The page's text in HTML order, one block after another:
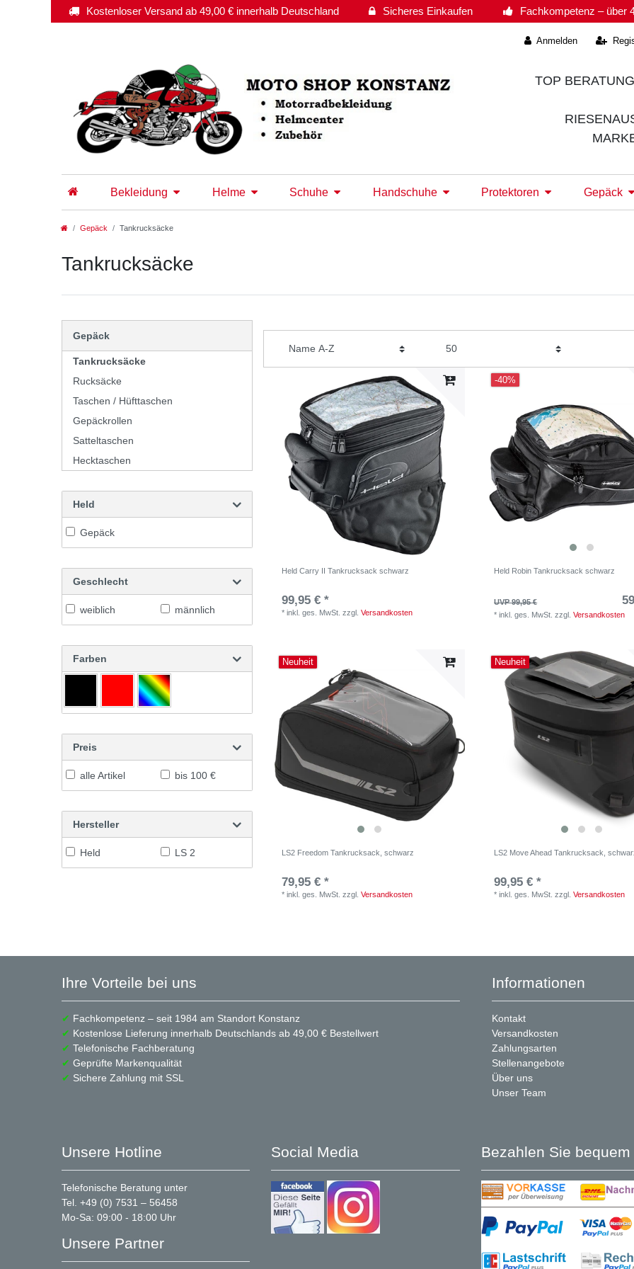
Kostenloser Versand ab 49,00 € innerhalb Deutschland Sicheres Einkaufen Fachkompetenz – über
Anmelden
TOP
Bekleidung Helme Schuhe Handschuhe Protektoren Gepäck
Gepäck Tankrucksäcke
Tankrucksäcke
Gepäck
Tankrucksäcke
Rucksäcke
Taschen / Hüfttaschen
Gepäckrollen
Satteltaschen
Hecktaschen
Held
Gepäck
Geschlecht
weiblich männlich
Farben
Preis
alle Artikel bis 100 €
Hersteller
Held LS 2
Held Carry II Tankrucksack schwarz
99,95 € *
*inkl. ges. MwSt. zzgl.Versandkosten
-40%
Held Robin Tankrucksack schwarz
UVP 99,95 €
*inkl. ges. MwSt. zzgl.Versandkosten
Neuheit
LS2 Freedom Tankrucksack, schwarz
79,95 € *
*inkl. ges. MwSt. zzgl.Versandkosten
Neuheit
LS2 Move Ahead Tankrucksack,
99,95 € *
*inkl. ges. MwSt. zzgl.Versandkosten
Ihre Vorteile bei uns
✔ Fachkompetenz – seit 1984 am Standort Konstanz
✔ Kostenlose Lieferung innerhalb Deutschlands ab 49,00 € Bestellwert
✔ Telefonische Fachberatung
✔ Geprüfte Markenqualität
✔ Sichere Zahlung mit SSL
Informationen
Kontakt
Versandkosten
Zahlungsarten
Stellenangebote
Über uns
Unser Team
Unsere Hotline
Telefonische Beratung unter
Tel. +49 (0) 7531 – 56458
Mo-Sa: 09:00 - 18:00 Uhr
Unsere Partner
Social Media Bezahlen Sie bequem